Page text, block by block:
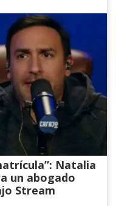
Natalia
un abogado
Stream